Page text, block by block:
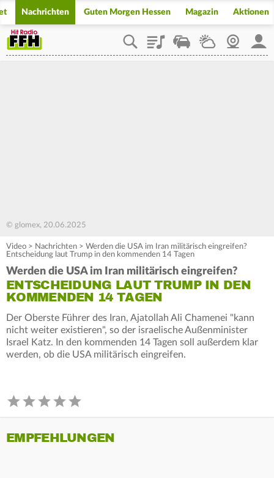
Nachrichten Guten Morgen Hessen Magazin Aktionen
PlaylistStaupilotWetterWebcam
© glomex, 20.06.2025
Video > Nachrichten > Werden die USA im Iran militärisch eingreifen?
Entscheidung laut Trump in den kommenden 14 Tagen
Werden die USA im Iran militärisch eingreifen?
ENTSCHEIDUNG LAUT TRUMP IN DEN
KOMMENDEN 14 TAGEN
Der Oberste Führer des Iran, Ajatollah Ali Chamenei "kann
nicht weiter existieren", so der israelische Außenminister
Israel Katz. In den kommenden 14 Tagen soll außerdem klar
werden, ob die USA militärisch eingreifen.
EMPFEHLUNGEN